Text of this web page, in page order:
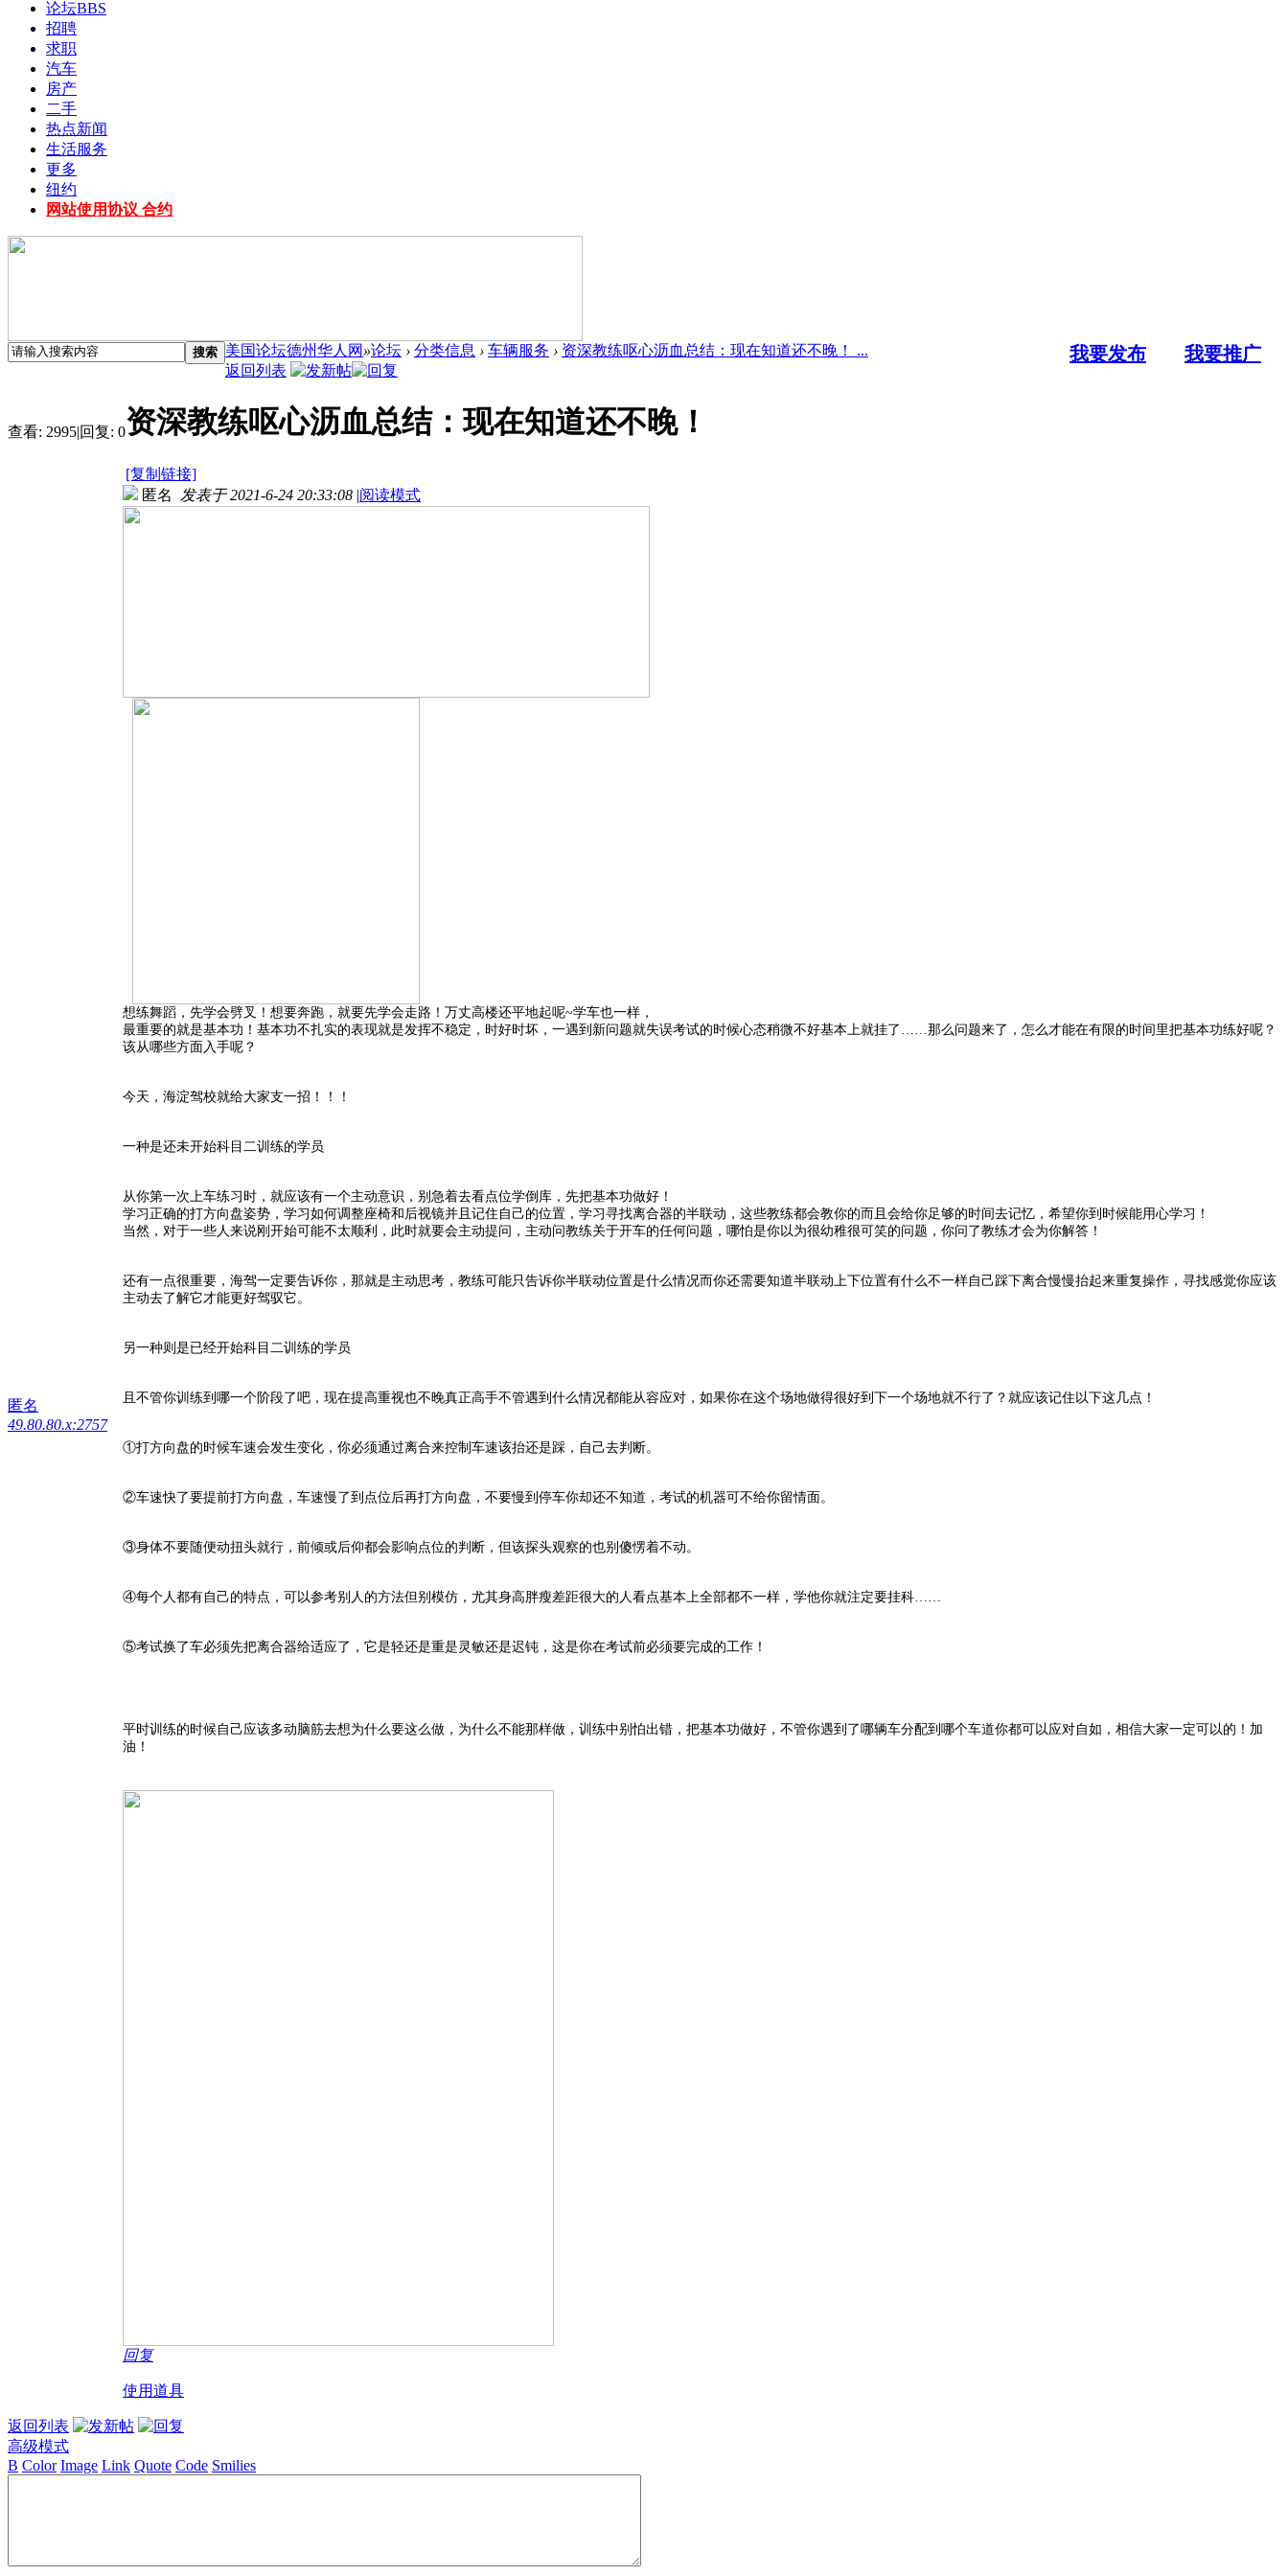
论坛BBS
招聘
求职
汽车
房产
二手
热点新闻
生活服务
更多
纽约
网站使用协议 合约
搜索 我要发布 我要推广
美国论坛德州华人网 »论坛 › 分类信息 › 车辆服务 › 资深教练呕心沥血总结：现在知道还不晚！ ...
返回列表
查看: 2995|回复: 0资深教练呕心沥血总结：现在知道还不晚！
[复制链接]
匿名
49.80.80.x:2757
匿名 发表于 2021-6-24 20:33:08 |阅读模式
想练舞蹈，先学会劈叉！想要奔跑，就要先学会走路！万丈高楼还平地起呢~学车也一样，
最重要的就是基本功！基本功不扎实的表现就是发挥不稳定，时好时坏，一遇到新问题就失误考试的时候心态稍微不好基本上就挂了……那么问题来了，怎么才能在有限的时间里把基本功练好呢？
该从哪些方面入手呢？
今天，海淀驾校就给大家支一招！！！
一种是还未开始科目二训练的学员
从你第一次上车练习时，就应该有一个主动意识，别急着去看点位学倒库，先把基本功做好！
学习正确的打方向盘姿势，学习如何调整座椅和后视镜并且记住自己的位置，学习寻找离合器的半联动，这些教练都会教你的而且会给你足够的时间去记忆，希望你到时候能用心学习！
当然，对于一些人来说刚开始可能不太顺利，此时就要会主动提问，主动问教练关于开车的任何问题，哪怕是你以为很幼稚很可笑的问题，你问了教练才会为你解答！
还有一点很重要，海驾一定要告诉你，那就是主动思考，教练可能只告诉你半联动位置是什么情况而你还需要知道半联动上下位置有什么不一样自己踩下离合慢慢抬起来重复操作，寻找感觉你应该
主动去了解它才能更好驾驭它。
另一种则是已经开始科目二训练的学员
且不管你训练到哪一个阶段了吧，现在提高重视也不晚真正高手不管遇到什么情况都能从容应对，如果你在这个场地做得很好到下一个场地就不行了？就应该记住以下这几点！
①打方向盘的时候车速会发生变化，你必须通过离合来控制车速该抬还是踩，自己去判断。
②车速快了要提前打方向盘，车速慢了到点位后再打方向盘，不要慢到停车你却还不知道，考试的机器可不给你留情面。
③身体不要随便动扭头就行，前倾或后仰都会影响点位的判断，但该探头观察的也别傻愣着不动。
④每个人都有自己的特点，可以参考别人的方法但别模仿，尤其身高胖瘦差距很大的人看点基本上全部都不一样，学他你就注定要挂科……
⑤考试换了车必须先把离合器给适应了，它是轻还是重是灵敏还是迟钝，这是你在考试前必须要完成的工作！
平时训练的时候自己应该多动脑筋去想为什么要这么做，为什么不能那样做，训练中别怕出错，把基本功做好，不管你遇到了哪辆车分配到哪个车道你都可以应对自如，相信大家一定可以的！加
油！
回复
使用道具
返回列表
高级模式
B Color Image Link Quote Code Smilies